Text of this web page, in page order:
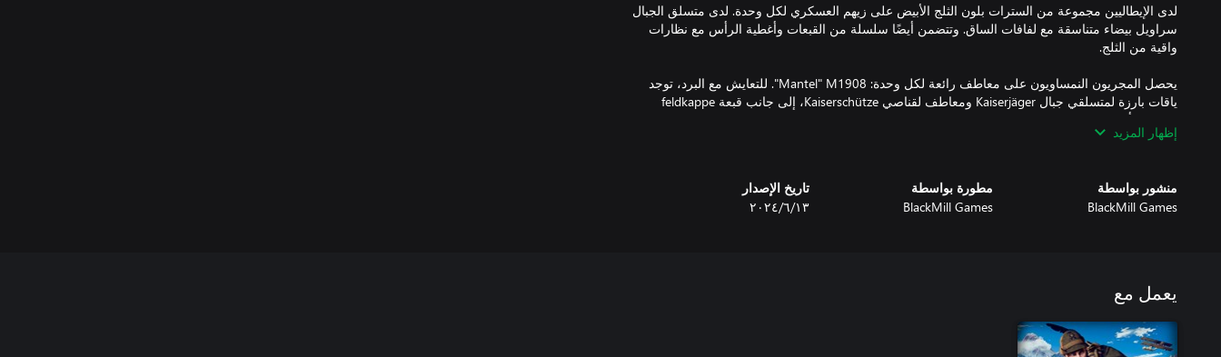
لدى الإيطاليين مجموعة من السترات بلون الثلج الأبيض على زيهم العسكري لكل وحدة. لدى متسلق الجبال
سراويل بيضاء متناسقة مع لفافات الساق. وتتضمن أيضًا سلسلة من القبعات وأغطية الرأس مع نظارات
يحصل المجريون النمساويون على معاطف رائعة لكل وحدة: M1908‏ "Mantel". للتعايش مع البرد، توجد
ياقات بارزة لمتسلقي جبال Kaiserjäger ومعاطف لقناصي Kaiserschütze، إلى جانب قبعة feldkappe
إظهار المزيد
منشور بواسطة
BlackMill Games
مطورة بواسطة
BlackMill Games
تاريخ الإصدار
١٣‏/٦‏/٢٠٢٤
يعمل مع